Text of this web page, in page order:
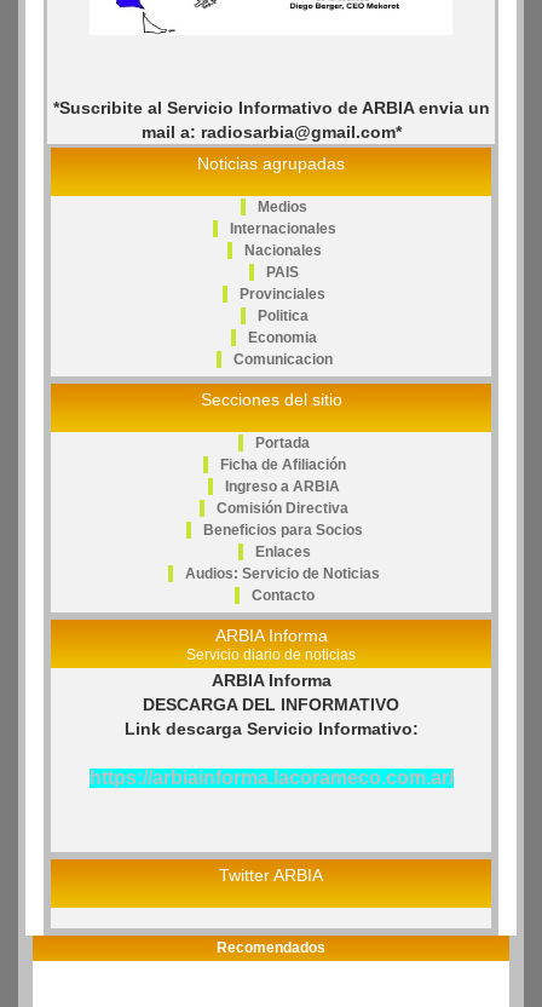
*Suscribite al Servicio Informativo de ARBIA envia un
mail a: radiosarbia@gmail.com*
Noticias agrupadas
Medios
Internacionales
Nacionales
PAIS
Provinciales
Politica
Economia
Comunicacion
Secciones del sitio
Portada
Ficha de Afiliación
Ingreso a ARBIA
Comisión Directiva
Beneficios para Socios
Enlaces
Audios: Servicio de Noticias
Contacto
ARBIA Informa
Servicio diario de noticias
ARBIA Informa
DESCARGA DEL INFORMATIVO
Link descarga Servicio Informativo:
https://arbiainforma.lacorameco.com.ar/
Twitter ARBIA
Recomendados